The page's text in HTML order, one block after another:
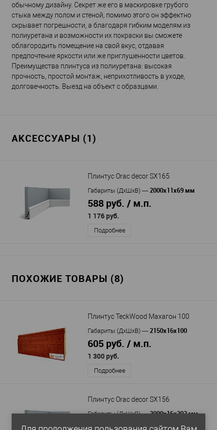
обычному дизайну. Секрет же его в маскировке грубого
стыка между полом и стеной, помимо этого он эффектно
скрывает погрешности, а благодаря гибким моделям из
полиуретана и возможности их покраски вы сможете
облагородить помещение на свой вкус, отдавая
предпочтение яркости или же приглушенности цветов.
Преимущества плинтуса из полиуретана: высокая
прочность, простой монтаж, неприхотливость в уходе,
долговечность. Выезд на объект с образцами.
АКСЕССУАРЫ (1)
Плинтус Orac decor SX165
Габариты (ДхШхВ) — 2000х11х69 мм
588 руб. / м.п.
1 176 руб.
Подробнее
ПОХОЖИЕ ТОВАРЫ (8)
Плинтус TeckWood Махагон 100
Габариты (ДхШхВ) — 2150х16х100
605 руб. / м.п.
1 300 руб.
Подробнее
Плинтус Orac decor SX156
Габариты (ДхШхВ)—2000х16х202 мм
1 864 руб. / м.п.